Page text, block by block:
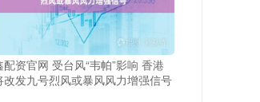
配资官网 受台风“韦帕”影响 香港
改发九号烈风或暴风风力增强信号